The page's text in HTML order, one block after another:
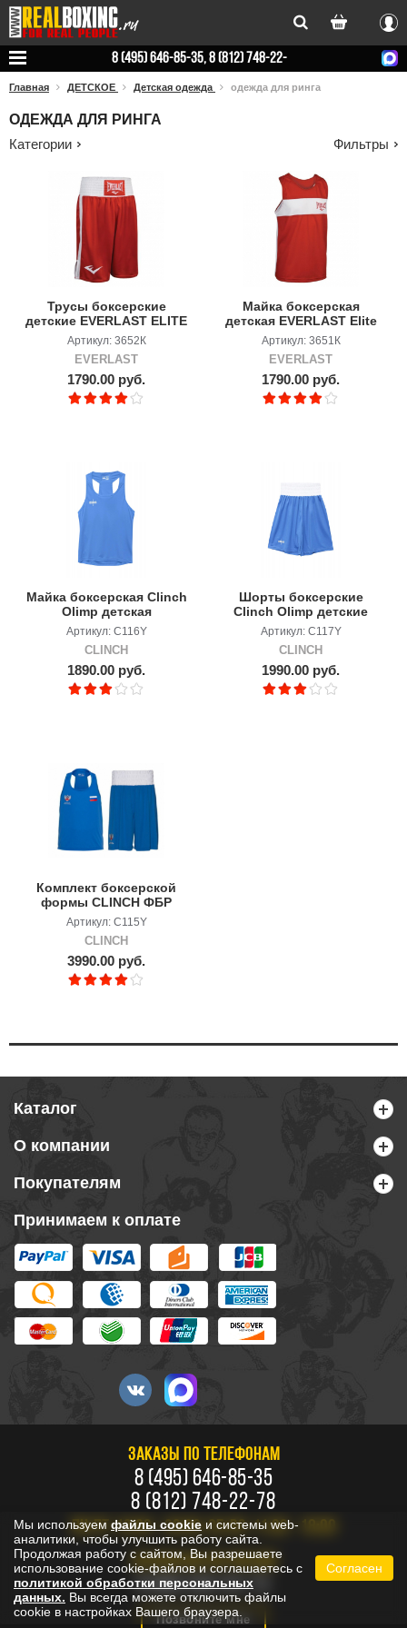
Вход
8 (495) 646-85-35, 8 (812) 748-22-
Главная ДЕТСКОЕ Детская одежда одежда для ринга
ОДЕЖДА ДЛЯ РИНГА
Категории
Фильтры
Трусы боксерские
детские EVERLAST ELITE
Артикул: 3652К
EVERLAST
1790.00 руб.
Майка боксерская
детская EVERLAST Elite
Артикул: 3651К
EVERLAST
1790.00 руб.
Майка боксерская Clinch
Olimp детская
Артикул: C116Y
CLINCH
1890.00 руб.
Шорты боксерские
Clinch Olimp детские
Артикул: C117Y
CLINCH
1990.00 руб.
Комплект боксерской
формы CLINCH ФБР
детская
Артикул: C115Y
CLINCH
3990.00 руб.
Каталог
О компании
Покупателям
Принимаем к оплате
ЗАКАЗЫ ПО ТЕЛЕФОНАМ
8 (495) 646-85-35
8 (812) 748-22-78
ПН-ПТ: 10:00 - 20:00, СБ-ВС: 11:00 - 18:00
БЕСПЛАТНО ПО РОССИИ
8 800 333-53-73
Позвоните мне
Мы используем файлы cookie и системы web-
аналитики, чтобы улучшить работу сайта.
Продолжая работу с сайтом, Вы разрешаете
использование cookie-файлов и соглашаетесь с
политикой обработки персональных
данных. Вы всегда можете отключить файлы
cookie в настройках Вашего браузера.
Согласен